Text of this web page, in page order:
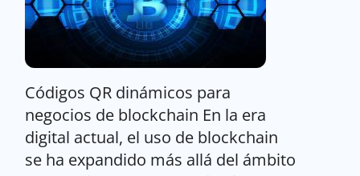
Códigos QR dinámicos para
negocios de blockchain En la era
digital actual, el uso de blockchain
se ha expandido más allá del ámbito